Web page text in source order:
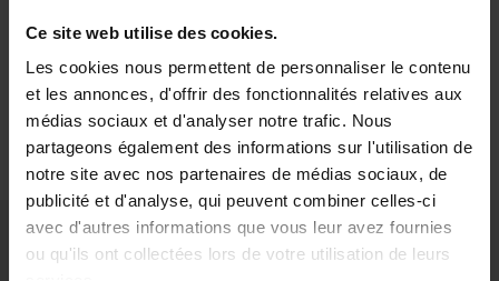
Ce site web utilise des cookies.
Les cookies nous permettent de personnaliser le contenu
et les annonces, d'offrir des fonctionnalités relatives aux
médias sociaux et d'analyser notre trafic. Nous
partageons également des informations sur l'utilisation de
notre site avec nos partenaires de médias sociaux, de
publicité et d'analyse, qui peuvent combiner celles-ci
avec d'autres informations que vous leur avez fournies
ou qu'ils ont collectées lors de votre utilisation de leurs
pour les petits espaces. Grâce à leur design
fonctionnel et leur mécanisme de relevage, ces
fauteuils vous offrent un confort optimal et facilitent
votre mobilité. Choisissez parmi notre gamme de
modèles et profitez d'un siège ergonomique et
esthétique, parfaitement adapté à vos besoins.
Voir plus
Aucun produit pour le moment.
Livraison gratuite